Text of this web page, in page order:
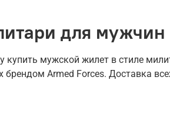
для
мужской жилет в стиле
Armed Forces. Доставка